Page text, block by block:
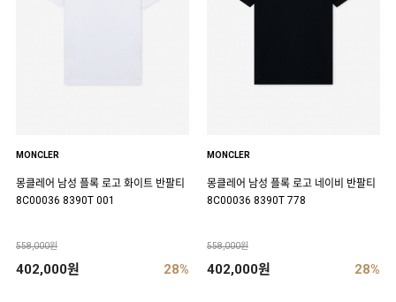
MONCLER
몽클레어 남성 플록 로고 화이트 반팔티
8C00036 8390T 001
558,000원
402,000원 28%
MONCLER
몽클레어 남성 플록 로고 네이비 반팔티
8C00036 8390T 778
558,000원
402,000원 28%